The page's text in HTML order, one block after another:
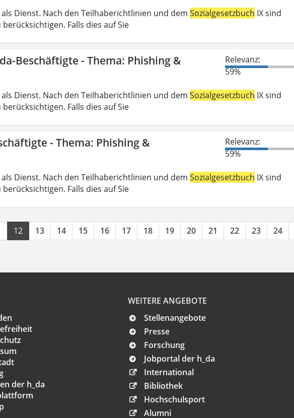
Dienst. Nach den Teilhaberichtlinien und dem Sozialgesetzbuch IX sind
Falls dies auf Sie
Beschäftigte - Thema: Phishing &
Relevanz:
59%
Dienst. Nach den Teilhaberichtlinien und dem Sozialgesetzbuch IX sind
Falls dies auf Sie
- Thema: Phishing &
Relevanz:
59%
Dienst. Nach den Teilhaberichtlinien und dem Sozialgesetzbuch IX sind
Falls dies auf Sie
12 13 14 15 16 17 18 19 20 21 22 23 24
der h_da
WEITERE ANGEBOTE
Stellenangebote
Presse
Forschung
Jobportal der h_da
International
Bibliothek
Hochschulsport
Alumni